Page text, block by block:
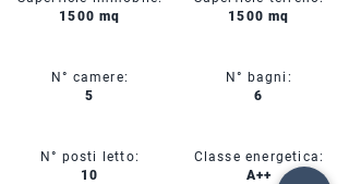
1500 mq
N° camere:
5
N° posti letto:
10
1500 mq
N° bagni:
6
Classe energetica:
A++